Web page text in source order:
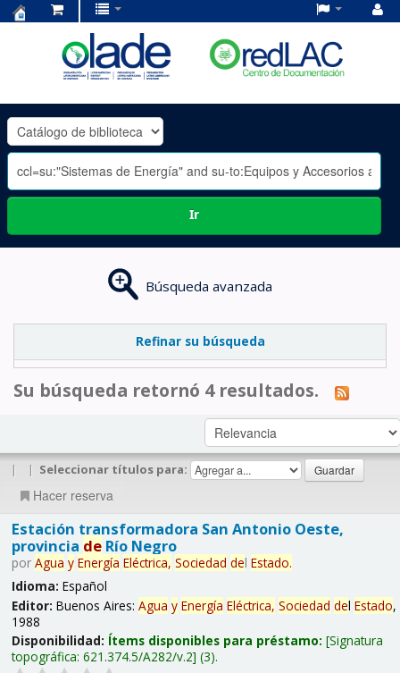
OLADE
-
Ir
Búsqueda avanzada
Refinar su búsqueda
Su búsqueda retornó 4 resultados.
| | Seleccionar títulos para:
Hacer reserva
Estación transformadora San Antonio Oeste,
provincia deRío Negro
por Agua y Energía Eléctrica, Sociedad del Estado.
Idioma: Español
Editor: Buenos Aires: Agua y Energía Eléctrica, Sociedad del Estado,
1988
Disponibilidad: Ítems disponibles para préstamo: Signatura
topográfica: 621.374.5/A282/v.2 (3).